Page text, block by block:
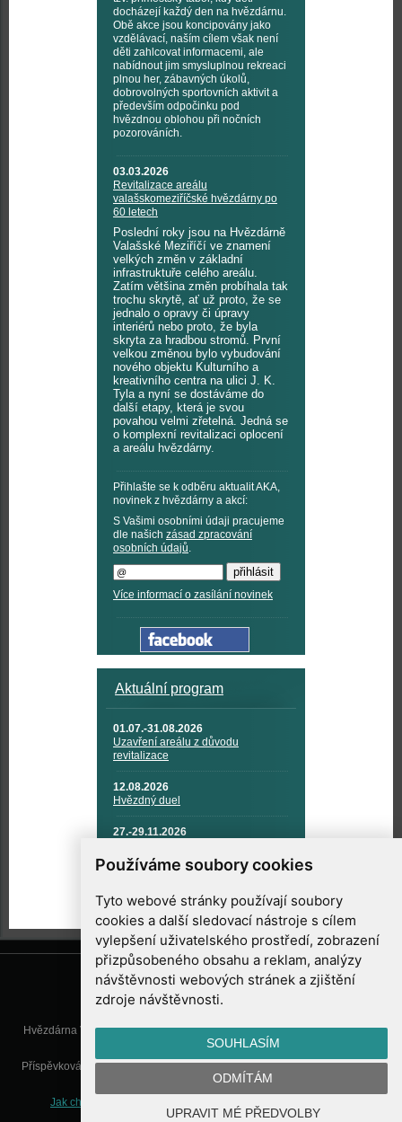
Používáme soubory cookies
Tyto webové stránky používají soubory
cookies a další sledovací nástroje s cílem
vylepšení uživatelského prostředí, zobrazení
přizpůsobeného obsahu a reklam, analýzy
návštěvnosti webových stránek a zjištění
zdroje návštěvnosti.
SOUHLASÍM
ODMÍTÁM
UPRAVIT MÉ PŘEDVOLBY
docházejí každý den na hvězdárnu.
Obě akce jsou koncipovány jako
vzdělávací, naším cílem však není
děti zahlcovat informacemi, ale
nabídnout jim smysluplnou rekreaci
plnou her, zábavných úkolů,
dobrovolných sportovních aktivit a
především odpočinku pod
hvězdnou oblohou při nočních
pozorováních.
03.03.2026
Revitalizace areálu
valašskomeziříčské hvězdárny po
60 letech
Poslední roky jsou na Hvězdárně
Valašské Meziříčí ve znamení
velkých změn v základní
infrastruktuře celého areálu.
Zatím většina změn probíhala tak
trochu skrytě, ať už proto, že se
jednalo o opravy či úpravy
interiérů nebo proto, že byla
skryta za hradbou stromů. První
velkou změnou bylo vybudování
nového objektu Kulturního a
kreativního centra na ulici J. K.
Tyla a nyní se dostáváme do
další etapy, která je svou
povahou velmi zřetelná. Jedná se
o komplexní revitalizaci oplocení
a areálu hvězdárny.
Přihlašte se k odběru aktualit AKA,
novinek z hvězdárny a akcí:
S Vašimi osobními údaji pracujeme
dle našich zásad zpracování
osobních údajů.
Více informací o zasílání novinek
Aktuální program
01.07.-31.08.2026
Uzavření areálu z důvodu
revitalizace
12.08.2026
Hvězdný duel
27.-29.11.2026
TECHNIKA A KOSMICKÉ
TECHNOLOGIE
Hvězdárna Valašské Meziříčí, příspěvková organizace, Vsetínská 78, 757
01 Valašské Meziříčí
Příspěvková organizace Zlínského kraje. Telefon:571 611 928, Mobil:777
info@astrovm.cz
Jak chráníme Vaše osobní údaje